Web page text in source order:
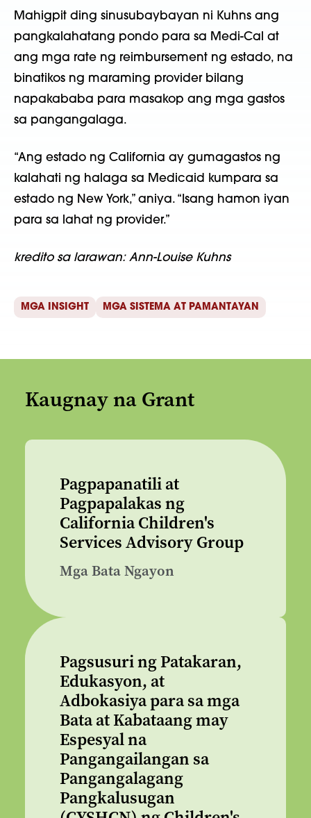
Mahigpit ding sinusubaybayan ni Kuhns ang
pangkalahatang pondo para sa Medi-Cal at
ang mga rate ng reimbursement ng estado, na
binatikos ng maraming provider bilang
napakababa para masakop ang mga gastos
sa pangangalaga.
“Ang estado ng California ay gumagastos ng
kalahati ng halaga sa Medicaid kumpara sa
estado ng New York,” aniya. “Isang hamon iyan
para sa lahat ng provider.”
kredito sa larawan: Ann-Louise Kuhns
MGA INSIGHT MGA SISTEMA AT PAMANTAYAN
Kaugnay na Grant
Pagpapanatili at
Pagpapalakas ng
California Children's
Services Advisory Group
Mga Bata Ngayon
Pagsusuri ng Patakaran,
Edukasyon, at
Adbokasiya para sa mga
Bata at Kabataang may
Espesyal na
Pangangailangan sa
Pangangalagang
Pangkalusugan